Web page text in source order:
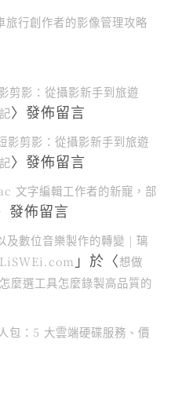
旅行創作者的影像管理攻略
剪影：從攝影新手到旅遊
〉發佈留言
影剪影：從攝影新手到旅遊
〉發佈留言
文字編輯工作者的新寵，部
發佈留言
及數位音樂製作的轉變 | 璃
LiSWEi.com 」於〈想做
麼選工具怎麼錄製高品質的
包：5 大雲端硬碟服務、價